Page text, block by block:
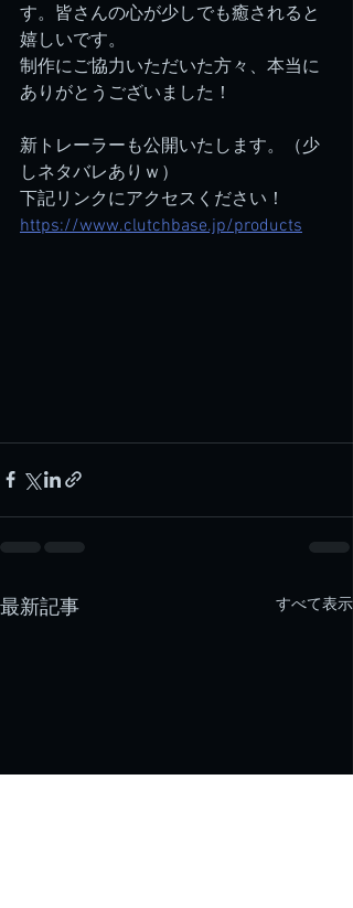
す。皆さんの心が少しでも癒されると
嬉しいです。
制作にご協力いただいた方々、本当に
ありがとうございました！
新トレーラーも公開いたします。（少
しネタバレありｗ）
下記リンクにアクセスください！
https://www.clutchbase.jp/products
最新記事 すべて表示